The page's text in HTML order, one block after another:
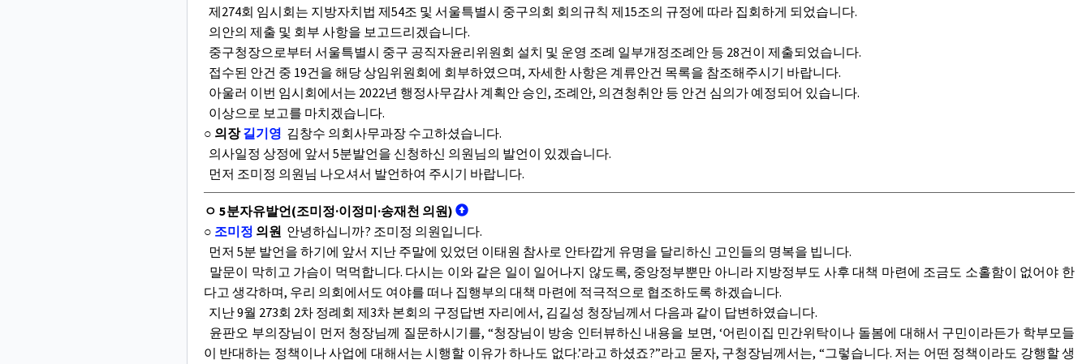
제274회 임시회는 지방자치법 제54조 및 서울특별시 중구의회 회의규칙 제15조의 규정에 따라 집회하게 되었습니다.
의안의 제출 및 회부 사항을 보고드리겠습니다.
중구청장으로부터 서울특별시 중구 공직자윤리위원회 설치 및 운영 조례 일부개정조례안 등 28건이 제출되었습니다.
접수된 안건 중 19건을 해당 상임위원회에 회부하였으며, 자세한 사항은 계류안건 목록을 참조해주시기 바랍니다.
아울러 이번 임시회에서는 2022년 행정사무감사 계획안 승인, 조례안, 의견청취안 등 안건 심의가 예정되어 있습니다.
이상으로 보고를 마치겠습니다.
○ 의장길기영 김창수 의회사무과장 수고하셨습니다.
의사일정 상정에 앞서 5분발언을 신청하신 의원님의 발언이 있겠습니다.
먼저 조미정 의원님 나오셔서 발언하여 주시기 바랍니다.
ㅇ 5분자유발언(조미정·이정미·송재천 의원)
○ 조미정 의원 안녕하십니까? 조미정 의원입니다.
먼저 5분 발언을 하기에 앞서 지난 주말에 있었던 이태원 참사로 안타깝게 유명을 달리하신 고인들의 명복을 빕니다.
말문이 막히고 가슴이 먹먹합니다. 다시는 이와 같은 일이 일어나지 않도록, 중앙정부뿐만 아니라 지방정부도 사후 대책 마련에 조금도 소홀함이 없어야 한
다고 생각하며, 우리 의회에서도 여야를 떠나 집행부의 대책 마련에 적극적으로 협조하도록 하겠습니다.
지난 9월 273회 2차 정례회 제3차 본회의 구정답변 자리에서, 김길성 청장님께서 다음과 같이 답변하였습니다.
윤판오 부의장님이 먼저 청장님께 질문하시기를, “청장님이 방송 인터뷰하신 내용을 보면, ‘어린이집 민간위탁이나 돌봄에 대해서 구민이라든가 학부모들
이 반대하는 정책이나 사업에 대해서는 시행할 이유가 하나도 없다.’라고 하셨죠?”라고 묻자, 구청장님께서는, “그렇습니다. 저는 어떤 정책이라도 강행할 생